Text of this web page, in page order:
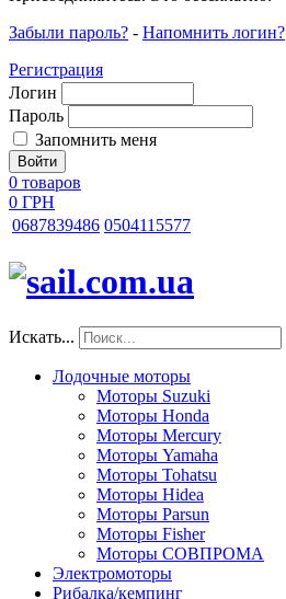
Забыли пароль? - Напомнить логин?
Регистрация
Логин
Пароль
Запомнить меня
0 товаров
0 ГРН
0687839486 0504115577
Искать...
Лодочные моторы
Моторы Suzuki
Моторы Honda
Моторы Mercury
Моторы Yamaha
Моторы Tohatsu
Моторы Hidea
Моторы Parsun
Моторы Fisher
Моторы СОВПРОМА
Электромоторы
Рибалка/кемпинг